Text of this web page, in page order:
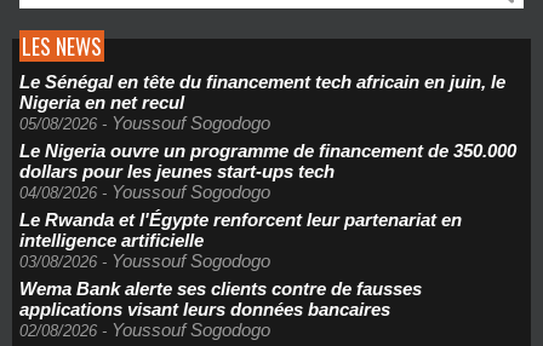
LES NEWS
Le Sénégal en tête du financement tech africain en juin, le
Nigeria en net recul
05/08/2026 - Youssouf Sogodogo
Le Nigeria ouvre un programme de financement de 350.000
dollars pour les jeunes start-ups tech
04/08/2026 - Youssouf Sogodogo
Le Rwanda et l'Égypte renforcent leur partenariat en
intelligence artificielle
03/08/2026 - Youssouf Sogodogo
Wema Bank alerte ses clients contre de fausses
applications visant leurs données bancaires
02/08/2026 - Youssouf Sogodogo